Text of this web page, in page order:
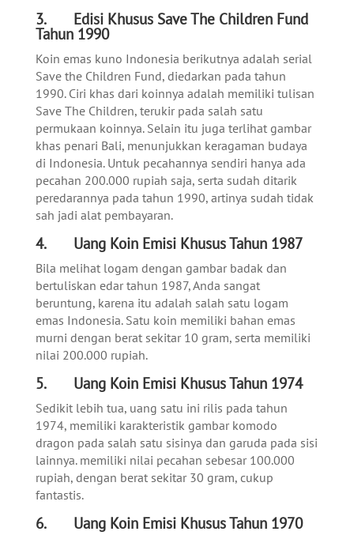
3. Edisi Khusus Save The Children Fund
Tahun 1990
Koin emas kuno Indonesia berikutnya adalah serial
Save the Children Fund, diedarkan pada tahun
1990. Ciri khas dari koinnya adalah memiliki tulisan
Save The Children, terukir pada salah satu
permukaan koinnya. Selain itu juga terlihat gambar
khas penari Bali, menunjukkan keragaman budaya
di Indonesia. Untuk pecahannya sendiri hanya ada
pecahan 200.000 rupiah saja, serta sudah ditarik
peredarannya pada tahun 1990, artinya sudah tidak
sah jadi alat pembayaran.
4. Uang Koin Emisi Khusus Tahun 1987
Bila melihat logam dengan gambar badak dan
bertuliskan edar tahun 1987, Anda sangat
beruntung, karena itu adalah salah satu logam
emas Indonesia. Satu koin memiliki bahan emas
murni dengan berat sekitar 10 gram, serta memiliki
nilai 200.000 rupiah.
5. Uang Koin Emisi Khusus Tahun 1974
Sedikit lebih tua, uang satu ini rilis pada tahun
1974, memiliki karakteristik gambar komodo
dragon pada salah satu sisinya dan garuda pada sisi
lainnya. memiliki nilai pecahan sebesar 100.000
rupiah, dengan berat sekitar 30 gram, cukup
fantastis.
6. Uang Koin Emisi Khusus Tahun 1970